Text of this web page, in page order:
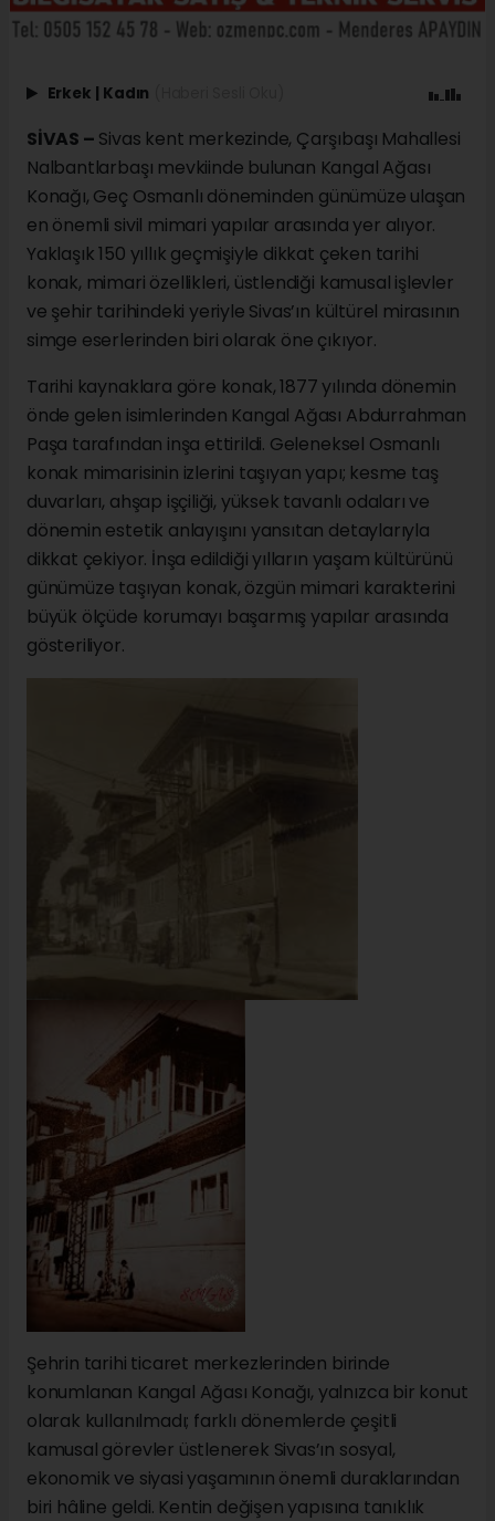
Erkek | Kadın
SİVAS – Sivas kent merkezinde, Çarşıbaşı Mahallesi
Nalbantlarbaşı mevkiinde bulunan Kangal Ağası
Konağı, Geç Osmanlı döneminden günümüze ulaşan
en önemli sivil mimari yapılar arasında yer alıyor.
Yaklaşık 150 yıllık geçmişiyle dikkat çeken tarihi
konak, mimari özellikleri, üstlendiği kamusal işlevler
ve şehir tarihindeki yeriyle Sivas’ın kültürel mirasının
simge eserlerinden biri olarak öne çıkıyor.
Tarihi kaynaklara göre konak, 1877 yılında dönemin
önde gelen isimlerinden Kangal Ağası Abdurrahman
Paşa tarafından inşa ettirildi. Geleneksel Osmanlı
konak mimarisinin izlerini taşıyan yapı; kesme taş
duvarları, ahşap işçiliği, yüksek tavanlı odaları ve
dönemin estetik anlayışını yansıtan detaylarıyla
dikkat çekiyor. İnşa edildiği yılların yaşam kültürünü
günümüze taşıyan konak, özgün mimari karakterini
büyük ölçüde korumayı başarmış yapılar arasında
gösteriliyor.
Şehrin tarihi ticaret merkezlerinden birinde
konumlanan Kangal Ağası Konağı, yalnızca bir konut
olarak kullanılmadı; farklı dönemlerde çeşitli
kamusal görevler üstlenerek Sivas’ın sosyal,
ekonomik ve siyasi yaşamının önemli duraklarından
biri hâline geldi. Kentin değişen yapısına tanıklık